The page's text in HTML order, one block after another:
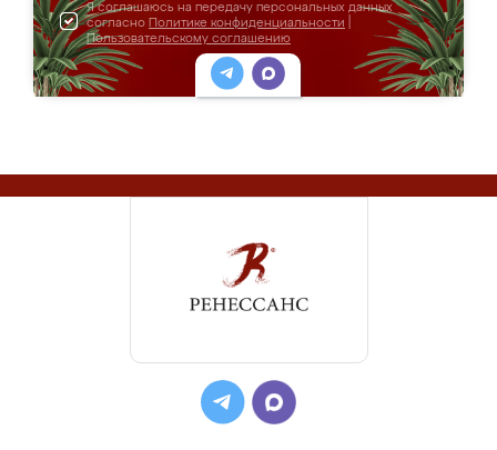
Я соглашаюсь на передачу персональных данных
согласно Политике конфиденциальности
Пользовательскому соглашению